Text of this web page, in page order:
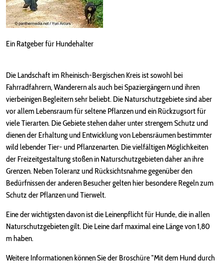
Ein Ratgeber für Hundehalter
Die Landschaft im Rheinisch-Bergischen Kreis ist sowohl bei
Fahrradfahrern, Wanderern als auch bei Spaziergängern und ihren
vierbeinigen Begleitern sehr beliebt. Die Naturschutzgebiete sind aber
vor allem Lebensraum für seltene Pflanzen und ein Rückzugsort für
viele Tierarten. Die Gebiete stehen daher unter strengem Schutz und
dienen der Erhaltung und Entwicklung von Lebensräumen bestimmter
wild lebender Tier- und Pflanzenarten. Die vielfältigen Möglichkeiten
der Freizeitgestaltung stoßen in Naturschutzgebieten daher an ihre
Grenzen. Neben Toleranz und Rücksichtsnahme gegenüber den
Bedürfnissen der anderen Besucher gelten hier besondere Regeln zum
Schutz der Pflanzen und Tierwelt.
Eine der wichtigsten davon ist die Leinenpflicht für Hunde, die in allen
Naturschutzgebieten gilt. Die Leine darf maximal eine Länge von 1,80
m haben.
Weitere Informationen können Sie der Broschüre "Mit dem Hund durch